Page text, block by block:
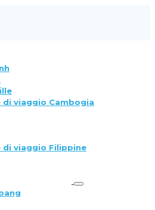
di viaggio Cambogia
di viaggio Filippine